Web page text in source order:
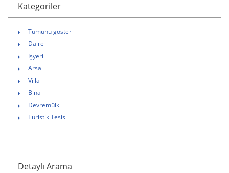
Kategoriler
Tümünü göster
Daire
İşyeri
Arsa
Villa
Bina
Devremülk
Turistik Tesis
Detaylı Arama